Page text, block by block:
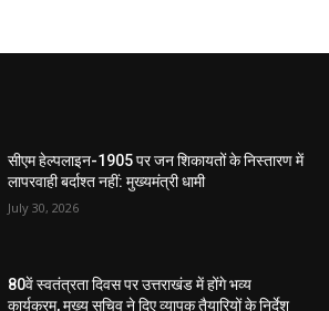
सीएम हेल्पलाइन-1905 पर जन शिकायतों के निस्तारण में
लापरवाही बर्दाश्त नहीं: मुख्यमंत्री धामी
July 30, 2026
80वें स्वतंत्रता दिवस पर उत्तराखंड में होंगे भव्य
कार्यक्रम, मुख्य सचिव ने दिए व्यापक तैयारियों के निर्देश